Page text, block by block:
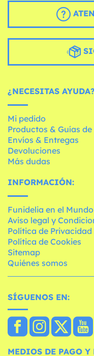
¿NECESITAS
Mi pedido
Productos & Guías
Envíos & Entregas
Devoluciones
Más dudas
INFORMACIÓN:
Funidelia en el Mundo
Aviso legal y
Política de Privacidad
Política de Cookies
Sitemap
Quiénes somos
SÍGUENOS EN:
MEDIOS DE PAGO